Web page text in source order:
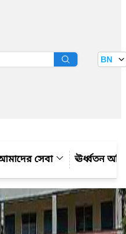
BN
সেবা ঊর্ধ্বতন